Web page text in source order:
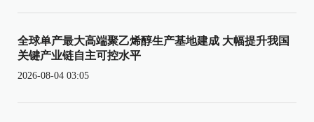
全球单产最大高端聚乙烯醇生产基地建成 大幅提升我国
关键产业链自主可控水平
2026-08-04 03:05